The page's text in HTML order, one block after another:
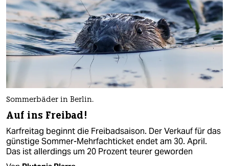
Sommerbäder in Berlin.
Auf ins Freibad!
Karfreitag beginnt die Freibadsaison. Der Verkauf für das
günstige Sommer-Mehrfachticket endet am 30. April.
Das ist allerdings um 20 Prozent teurer geworden